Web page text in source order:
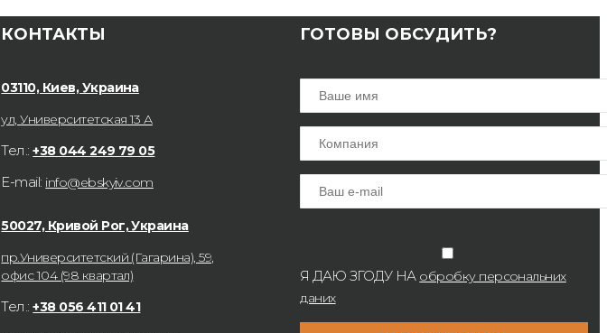
КОНТАКТЫ
03110, Киев, Украина
ул, Университетская 13 А
Тел.:+38 044 249 79 05
E-mail: info@ebskyiv.com
50027, Кривой Рог, Украина
пр.Университетский (Гагарина), 59,
офис 104 (98 квартал)
Тел.:+38 056 411 01 41
ГОТОВЫ ОБСУДИТЬ?
Я ДАЮ ЗГОДУ НА обробку персональних
даних